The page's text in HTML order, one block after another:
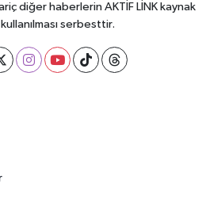
diğer haberlerin AKTİF LİNK kaynak
serbesttir.